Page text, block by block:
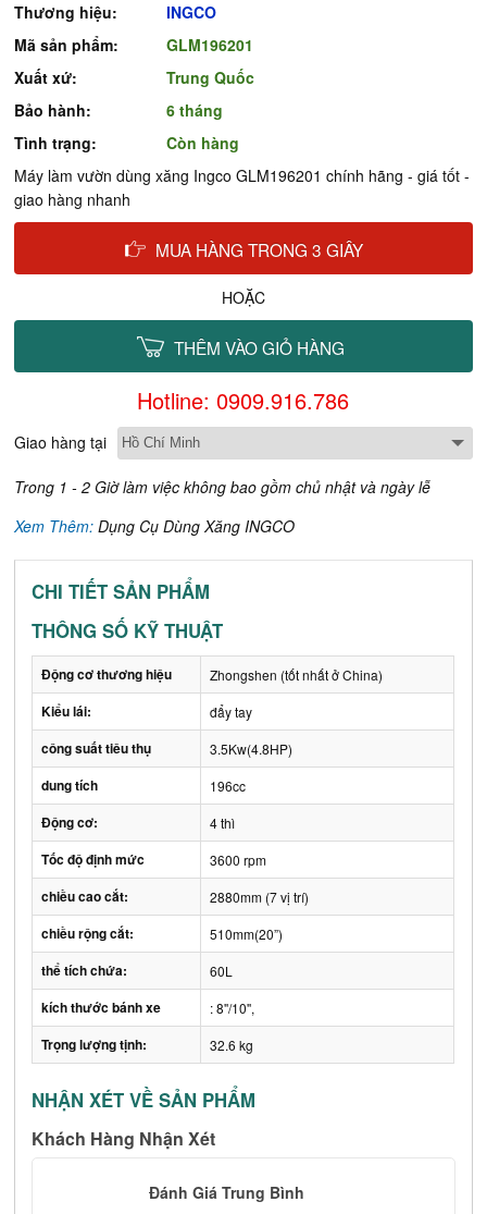
Thương hiệu:
INGCO
Mã sản phẩm:
GLM196201
Xuất xứ:
Trung Quốc
Bảo hành:
6 tháng
Tình trạng:
Còn hàng
Máy làm vườn dùng xăng Ingco GLM196201 chính hãng - giá tốt -
giao hàng nhanh
MUA HÀNG TRONG 3 GIÂY
HOẶC
THÊM VÀO GIỎ HÀNG
Hotline: 0909.916.786
Giao hàng tại
Trong 1 - 2 Giờ làm việc không bao gồm chủ nhật và ngày lễ
Xem Thêm:Dụng Cụ Dùng Xăng INGCO
CHI TIẾT SẢN PHẨM
THÔNG SỐ KỸ THUẬT
Động cơ thương hiệu Zhongshen (tốt nhất ở China)
Kiểu lái: đẩy tay
công suất tiêu thụ 3.5Kw(4.8HP)
dung tích 196cc
Động cơ: 4 thì
Tốc độ định mức 3600 rpm
chiều cao cắt: 2880mm (7 vị trí)
chiều rộng cắt: 510mm(20”)
thể tích chứa: 60L
kích thước bánh xe : 8''/10'',
Trọng lượng tịnh: 32.6 kg
NHẬN XÉT VỀ SẢN PHẨM
Khách Hàng Nhận Xét
Đánh Giá Trung Bình